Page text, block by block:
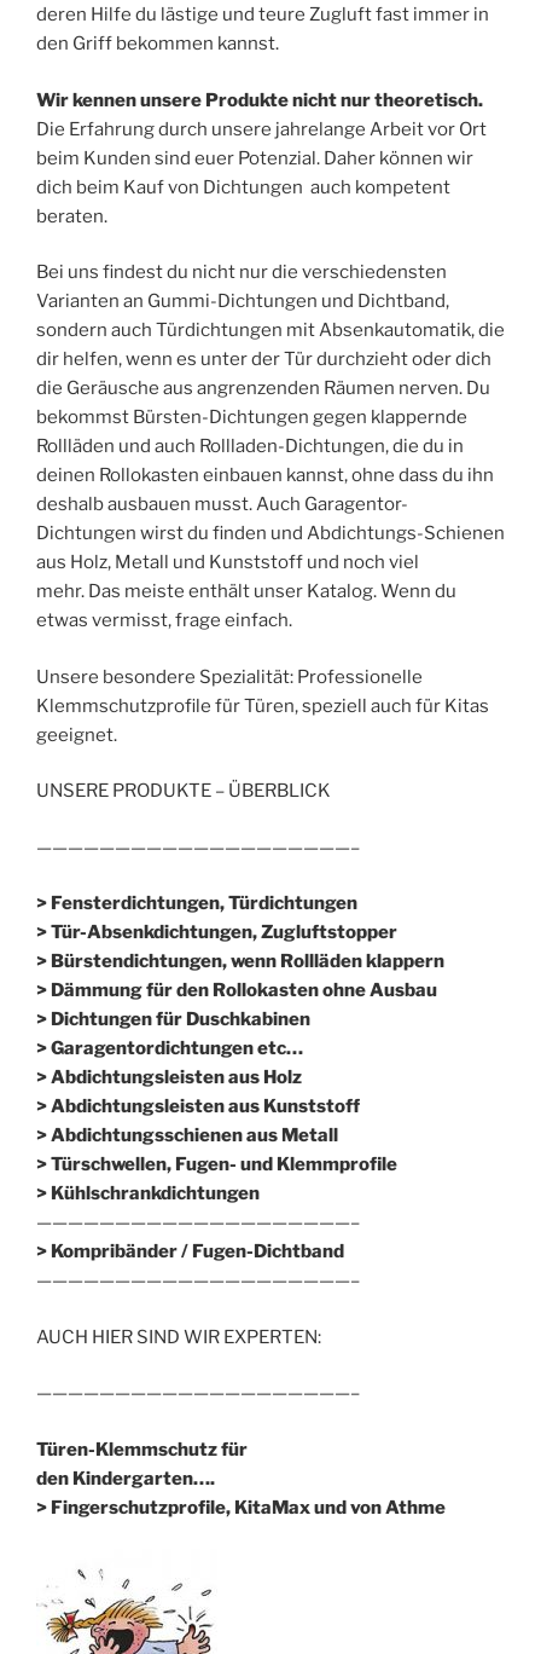
deren Hilfe du lästige und teure Zugluft fast immer in
den Griff bekommen kannst.
Wir kennen unsere Produkte nicht nur theoretisch.
Die Erfahrung durch unsere jahrelange Arbeit vor Ort
beim Kunden sind euer Potenzial. Daher können wir
dich beim Kauf von Dichtungen auch kompetent
beraten.
Bei uns findest du nicht nur die verschiedensten
Varianten an Gummi-Dichtungen und Dichtband,
sondern auch Türdichtungen mit Absenkautomatik, die
dir helfen, wenn es unter der Tür durchzieht oder dich
die Geräusche aus angrenzenden Räumen nerven. Du
bekommst Bürsten-Dichtungen gegen klappernde
Rollläden und auch Rollladen-Dichtungen, die du in
deinen Rollokasten einbauen kannst, ohne dass du ihn
deshalb ausbauen musst. Auch Garagentor-
Dichtungen wirst du finden und Abdichtungs-Schienen
aus Holz, Metall und Kunststoff und noch viel
mehr. Das meiste enthält unser Katalog. Wenn du
etwas vermisst, frage einfach.
Unsere besondere Spezialität: Professionelle
Klemmschutzprofile für Türen, speziell auch für Kitas
geeignet.
UNSERE PRODUKTE – ÜBERBLICK
————————————————————–
> Fensterdichtungen, Türdichtungen
> Tür-Absenkdichtungen, Zugluftstopper
> Bürstendichtungen, wenn Rollläden klappern
> Dämmung für den Rollokasten ohne Ausbau
> Dichtungen für Duschkabinen
> Garagentordichtungen etc…
> Abdichtungsleisten aus Holz
> Abdichtungsleisten aus Kunststoff
> Abdichtungsschienen aus Metall
> Türschwellen, Fugen- und Klemmprofile
> Kühlschrankdichtungen
————————————————————–
> Kompribänder / Fugen-Dichtband
————————————————————–
AUCH HIER SIND WIR EXPERTEN:
————————————————————–
Türen-Klemmschutz für
den Kindergarten….
> Fingerschutzprofile, KitaMax und von Athme